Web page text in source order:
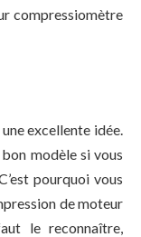
compressiomètre
excellente idée.
modèle si vous
pourquoi vous
de moteur
le reconnaître,